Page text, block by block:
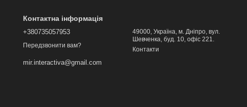
Контактна інформація
+380735057953
Передзвонити вам?
mir.interactiva@gmail.com
49000, Україна, м. Дніпро, вул.
Шевченка, буд. 10, офіс 221.
Контакти